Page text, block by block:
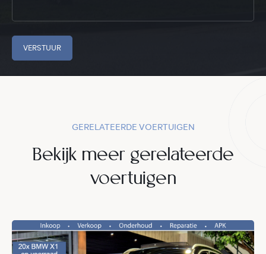
VERSTUUR
GERELATEERDE VOERTUIGEN
Bekijk meer gerelateerde
voertuigen